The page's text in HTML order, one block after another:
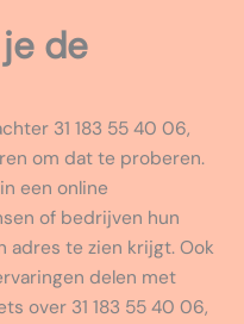
de
31 183 55 40 06,
om dat te proberen.
een online
of bedrijven hun
adres te zien krijgt. Ook
delen met
over 31 183 55 40 06,